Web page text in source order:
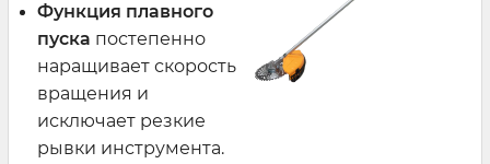
Функция плавного
пуска постепенно
наращивает скорость
вращения и
исключает резкие
рывки инструмента.